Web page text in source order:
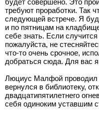
будет совершено. Это
требуют проработки. Так
следующей встрече. Я
и по пятницам на
себе знать. Если
пожалуйста, не
что-то очень срочное,
добраться сюда. Для вас
Люциус Малфой проводил
вернулся в библиотеку,
двадцатипятилетнего
себя одиноким уставшим